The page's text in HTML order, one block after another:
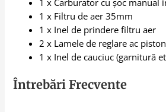
1 x Filtru de aer 35mm
1 x Inel de prindere filtru aer
2 x Lamele de reglare ac piston
1 x Inel de cauciuc (garnitură
Întrebări Frecvente